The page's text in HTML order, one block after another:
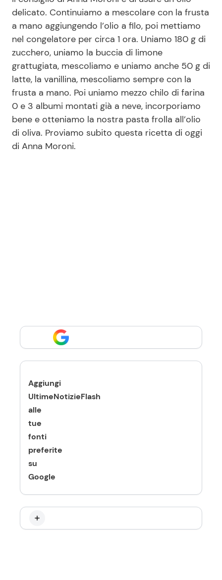
delicato. Continuiamo a mescolare con la frusta
a mano aggiungendo l’olio a filo, poi mettiamo
nel congelatore per circa 1 ora. Uniamo 180 g di
zucchero, uniamo la buccia di limone
grattugiata, mescoliamo e uniamo anche 50 g di
latte, la vanillina, mescoliamo sempre con la
frusta a mano. Poi uniamo mezzo chilo di farina
0 e 3 albumi montati già a neve, incorporiamo
bene e otteniamo la nostra pasta frolla all’olio
di oliva. Proviamo subito questa ricetta di oggi
di Anna Moroni.
Aggiungi
UltimeNotizieFlash
alle
tue
fonti
preferite
su
Google